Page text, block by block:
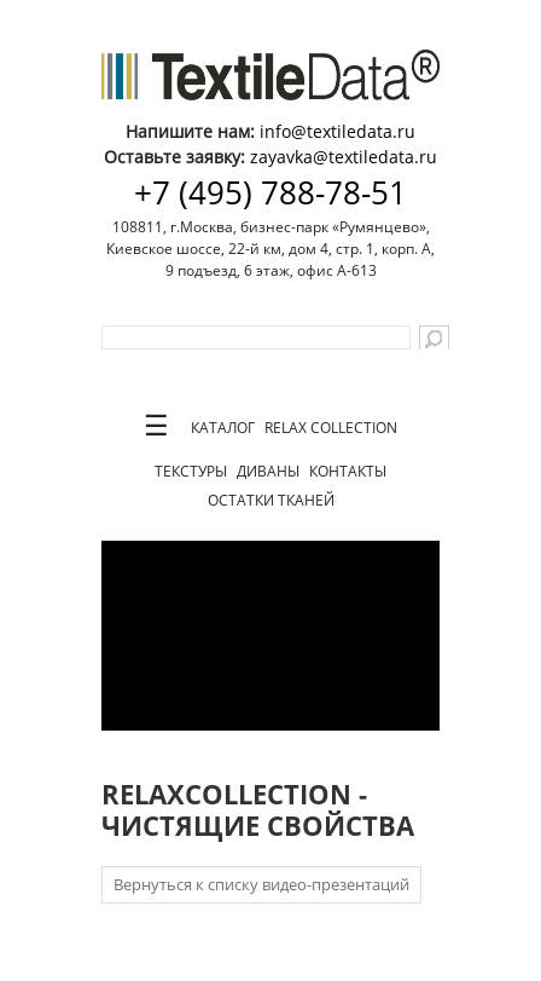
Напишите нам: info@textiledata.ru
Оставьте заявку: zayavka@textiledata.ru
+7 (495) 788-78-51
108811, г.Москва, бизнес-парк «Румянцево»,
Киевское шоссе, 22-й км, дом 4, стр. 1, корп. А,
9 подъезд, 6 этаж, офис А-613
☰ КАТАЛОГ RELAX COLLECTION
ТЕКСТУРЫ ДИВАНЫ КОНТАКТЫ
ОСТАТКИ ТКАНЕЙ
RELAXCOLLECTION -
ЧИСТЯЩИЕ СВОЙСТВА
Вернуться к списку видео-презентаций